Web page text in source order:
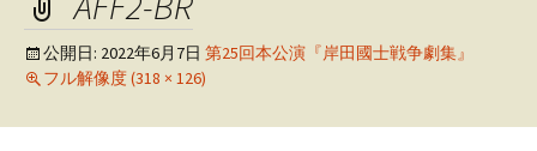
公開日: 2022年6月7日 第25回本公演『岸田國士戦争劇集』
フル解像度 (318 × 126)